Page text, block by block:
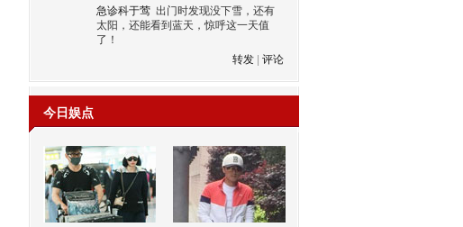
s60 V5
急诊科于莺 出门时发现没下雪，还有
太阳，还能看到蓝天，惊呼这一天值
了！
转发
评论
今日娱点